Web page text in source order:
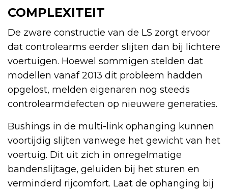
COMPLEXITEIT
De zware constructie van de LS zorgt ervoor
dat controlearms eerder slijten dan bij lichtere
voertuigen. Hoewel sommigen stelden dat
modellen vanaf 2013 dit probleem hadden
opgelost, melden eigenaren nog steeds
controlearmdefecten op nieuwere generaties.
Bushings in de multi-link ophanging kunnen
voortijdig slijten vanwege het gewicht van het
voertuig. Dit uit zich in onregelmatige
bandenslijtage, geluiden bij het sturen en
verminderd rijcomfort. Laat de ophanging bij